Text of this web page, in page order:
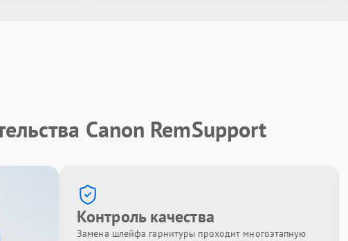
Canon RemSupport
Контроль качества
Замена шлейфа гарнитуры проходит многоэтапную